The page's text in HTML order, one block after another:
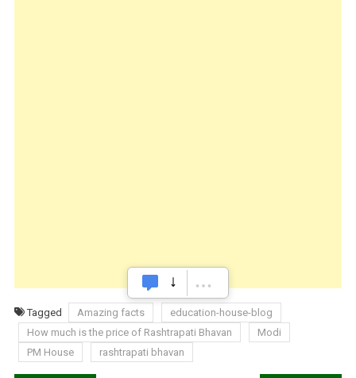
Tagged Amazing facts
education-house-blog
How much is the price of Rashtrapati Bhavan
Modi
PM House
rashtrapati bhavan